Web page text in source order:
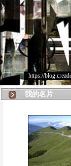
https://
我的名片